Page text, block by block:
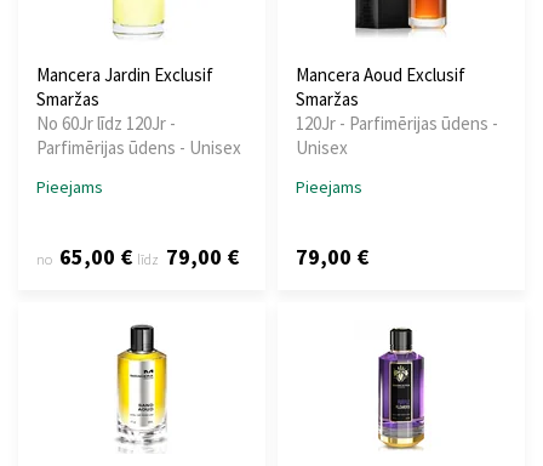
Mancera Jardin Exclusif
Smaržas
No 60Jr līdz 120Jr -
Parfimērijas ūdens - Unisex
Pieejams
no 65,00 € līdz 79,00 €
Mancera Aoud Exclusif
Smaržas
120Jr - Parfimērijas ūdens -
Unisex
Pieejams
79,00 €